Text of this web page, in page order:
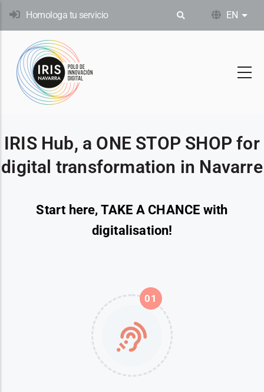
Skip
content
Homologa tu servicio EN List
IRIS Hub, a ONE STOP SHOP for
digital transformation in Navarre
Start here, TAKE A CHANCE with
digitalisation!
01